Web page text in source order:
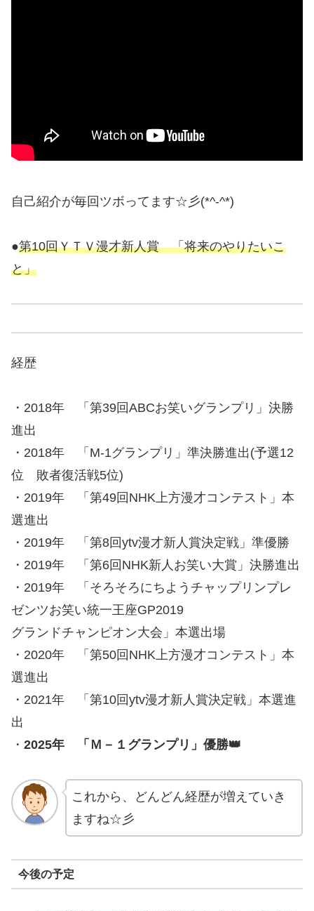
自己紹介が毎回ツボってます☆彡(*^-^*)
●第10回ＹＴＶ漫才新人賞 「将来のやりたいこ
と」
経歴
・2018年 「第39回ABCお笑いグランプリ」決勝
進出
・2018年 「M-1グランプリ」準決勝進出(予選12
位 敗者復活戦5位)
・2019年 「第49回NHK上方漫才コンテスト」本
選進出
・2019年 「第8回ytv漫才新人賞決定戦」準優勝
・2019年 「第6回NHK新人お笑い大賞」決勝進出
・2019年 「そろそろにちようチャップリンプレ
ゼンツお笑い統一王座GP2019
グランドチャンピオン大会」本選出場
・2020年 「第50回NHK上方漫才コンテスト」本
選進出
・2021年 「第10回ytv漫才新人賞決定戦」本選進
出
・ 2025年 「Ｍ－１グランプリ」優勝👑
これから、どんどん経歴が増えていき
ますね☆彡
今後の予定